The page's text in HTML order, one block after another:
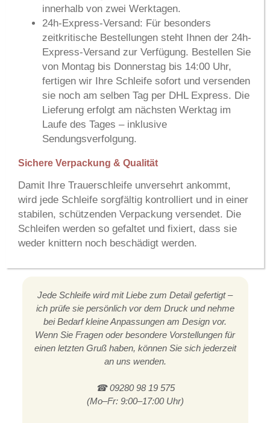
innerhalb von zwei Werktagen.
24h-Express-Versand: Für besonders
zeitkritische Bestellungen steht Ihnen der 24h-
Express-Versand zur Verfügung. Bestellen Sie
von Montag bis Donnerstag bis 14:00 Uhr,
fertigen wir Ihre Schleife sofort und versenden
sie noch am selben Tag per DHL Express. Die
Lieferung erfolgt am nächsten Werktag im
Laufe des Tages – inklusive
Sendungsverfolgung.
Sichere Verpackung & Qualität
Damit Ihre Trauerschleife unversehrt ankommt,
wird jede Schleife sorgfältig kontrolliert und in einer
stabilen, schützenden Verpackung versendet. Die
Schleifen werden so gefaltet und fixiert, dass sie
weder knittern noch beschädigt werden.
Jede Schleife wird mit Liebe zum Detail gefertigt –
ich prüfe sie persönlich vor dem Druck und nehme
bei Bedarf kleine Anpassungen am Design vor.
Wenn Sie Fragen oder besondere Vorstellungen für
einen letzten Gruß haben, können Sie sich jederzeit
an uns wenden.
☎ 09280 98 19 575
(Mo–Fr: 9:00–17:00 Uhr)